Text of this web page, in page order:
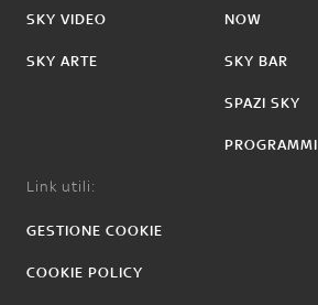
SKY VIDEO
SKY ARTE
NOW
SKY BAR
SPAZI SKY
PROGRAMMI
Link utili:
GESTIONE COOKIE
COOKIE POLICY